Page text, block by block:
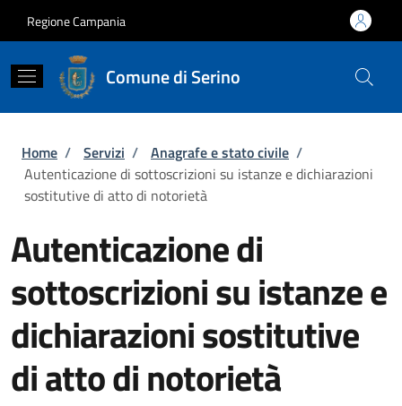
Regione Campania
Comune di Serino
Briciole di pane
Home / Servizi / Anagrafe e stato civile /
Autenticazione di sottoscrizioni su istanze e dichiarazioni
sostitutive di atto di notorietà
Autenticazione di
sottoscrizioni su istanze e
dichiarazioni sostitutive
di atto di notorietà